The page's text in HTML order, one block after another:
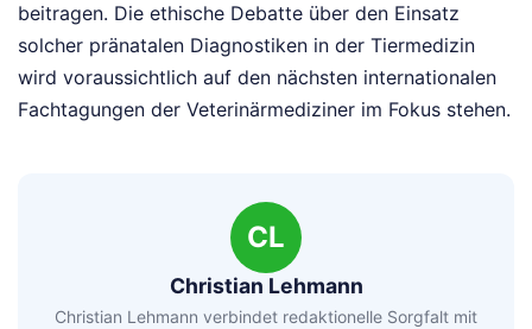
beitragen. Die ethische Debatte über den Einsatz
solcher pränatalen Diagnostiken in der Tiermedizin
wird voraussichtlich auf den nächsten internationalen
Fachtagungen der Veterinärmediziner im Fokus stehen.
CL
Christian Lehmann
Christian Lehmann verbindet redaktionelle Sorgfalt mit